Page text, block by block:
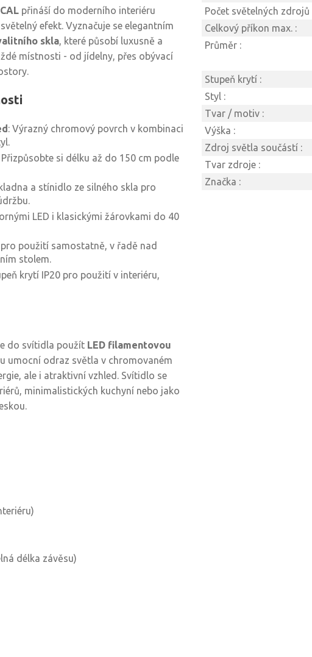
přináší do moderního interiéru
efekt. Vyznačuje se elegantním
skla, které působí luxusně a
místnosti - od jídelny, přes obývací
: Výrazný chromový povrch v kombinaci
Přizpůsobte si délku až do 150 cm podle
a stínidlo ze silného skla pro
LED i klasickými žárovkami do 40
pro použití samostatně, v řadě nad
stolem.
krytí IP20 pro použití v interiéru,
do svítidla použít LED filamentovou
umocní odraz světla v chromovaném
ale i atraktivní vzhled. Svítidlo se
minimalistických kuchyní nebo jako
délka závěsu)
Počet světelných zdrojů
Celkový příkon max. :
Průměr :
Stupeň krytí :
Styl :
Tvar / motiv :
Výška :
Zdroj světla součástí :
Tvar zdroje :
Značka :